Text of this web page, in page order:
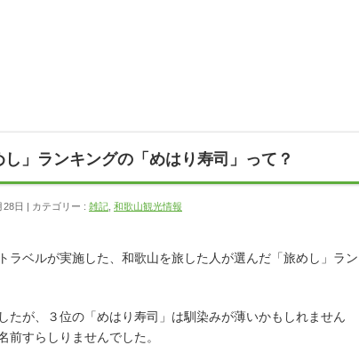
」ランキングの「めはり寿司」って？
28日 カテゴリー : 雑記 和歌山観光情報
ラベルが実施した、和歌山を旅した人が選んだ「旅めし」ラン
たが、３位の「めはり寿司」は馴染みが薄いかもしれません
前すらしりませんでした。